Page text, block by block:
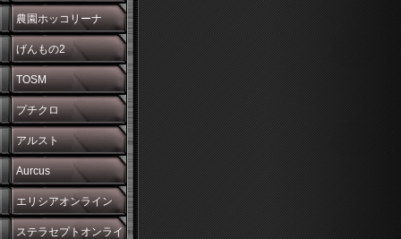
農園ホッコリーナ
げんもの2
TOSM
プチクロ
アルスト
Aurcus
エリシアオンライン
ステラセプトオンライ